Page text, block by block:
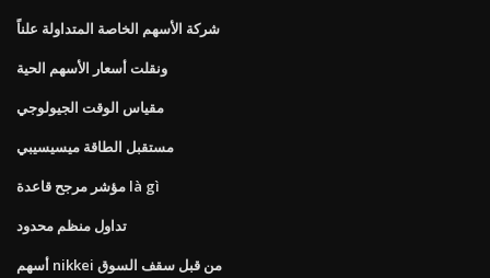
شركة الأسهم الخاصة المتداولة علناً
ونقلت أسعار الأسهم الحية
مقياس الوقت الجيولوجي
مستقبل الطاقة ميسيسيبي
مؤشر مرجح قاعدة là gì
تداول منظم محدود
أسهم nikkei من قبل سقف السوق